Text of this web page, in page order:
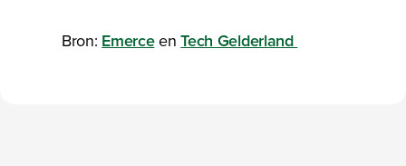
Bron: EmerceenTech Gelderland